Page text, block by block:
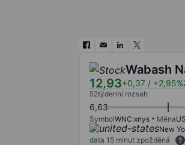
Wabash
12,93+0,37 / +2,95%
52týdenní rozsah
6,63
SymbolWNC:xnys Měna
New
data 15 minut zpožděná